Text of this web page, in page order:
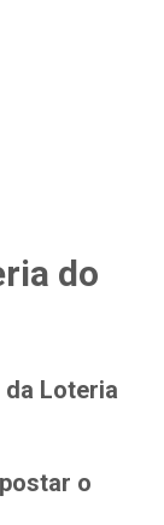
do
Loteria
o